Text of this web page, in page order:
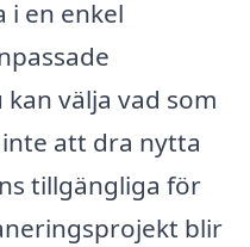
i en enkel
välja vad som
att dra nytta
tillgängliga för
blir